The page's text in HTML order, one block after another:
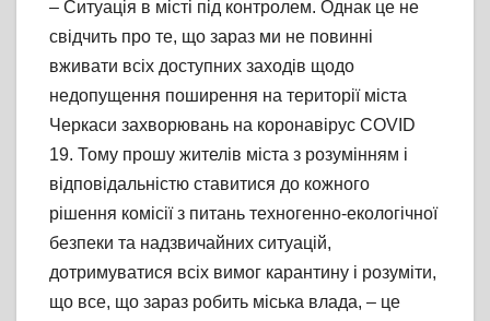
– Ситуація в місті під контролем. Однак це не
свідчить про те, що зараз ми не повинні
вживати всіх доступних заходів щодо
недопущення поширення на території міста
Черкаси захворювань на коронавірус COVID
19. Тому прошу жителів міста з розумінням і
відповідальністю ставитися до кожного
рішення комісії з питань техногенно-екологічної
безпеки та надзвичайних ситуацій,
дотримуватися всіх вимог карантину і розуміти,
що все, що зараз робить міська влада, – це